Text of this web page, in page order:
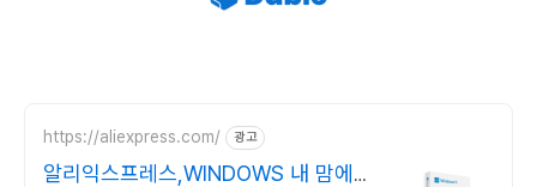
https://aliexpress.com/ 광고
알리익스프레스,WINDOWS 내 맘에